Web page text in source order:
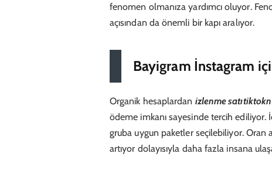
fenomen olmanıza yardımcı oluyor.
açısından da önemli bir kapı aralıyor.
Bayigram İnstagram
Organik hesaplardan izlenme
ödeme imkanı sayesinde tercih
gruba uygun paketler seçilebiliyor. Oran
artıyor dolayısıyla daha fazla insana